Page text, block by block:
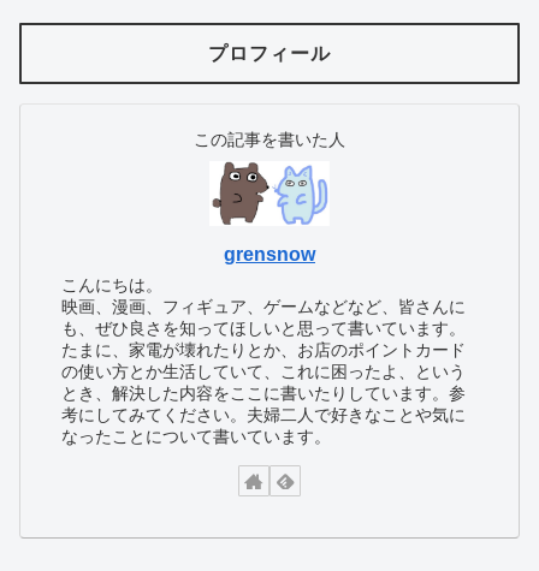
プロフィール
この記事を書いた人
grensnow
こんにちは。
映画、漫画、フィギュア、ゲームなどなど、皆さんに
も、ぜひ良さを知ってほしいと思って書いています。
たまに、家電が壊れたりとか、お店のポイントカード
の使い方とか生活していて、これに困ったよ、という
とき、解決した内容をここに書いたりしています。参
考にしてみてください。夫婦二人で好きなことや気に
なったことについて書いています。